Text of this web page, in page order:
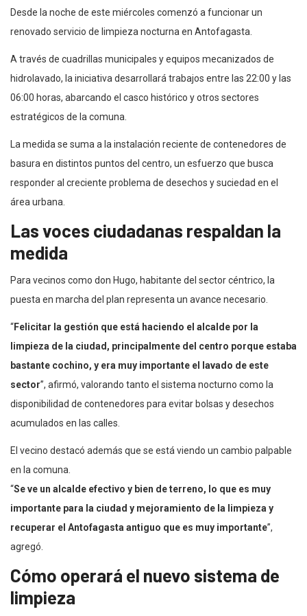
Desde la noche de este miércoles comenzó a funcionar un
renovado servicio de limpieza nocturna en Antofagasta.
A través de cuadrillas municipales y equipos mecanizados de
hidrolavado, la iniciativa desarrollará trabajos entre las 22:00 y las
06:00 horas, abarcando el casco histórico y otros sectores
estratégicos de la comuna.
La medida se suma a la instalación reciente de contenedores de
basura en distintos puntos del centro, un esfuerzo que busca
responder al creciente problema de desechos y suciedad en el
área urbana.
Las voces ciudadanas respaldan la
medida
Para vecinos como don Hugo, habitante del sector céntrico, la
puesta en marcha del plan representa un avance necesario.
“Felicitar la gestión que está haciendo el alcalde por la
limpieza de la ciudad, principalmente del centro porque estaba
bastante cochino, y era muy importante el lavado de este
sector”, afirmó, valorando tanto el sistema nocturno como la
disponibilidad de contenedores para evitar bolsas y desechos
acumulados en las calles.
El vecino destacó además que se está viendo un cambio palpable
en la comuna.
“Se ve un alcalde efectivo y bien de terreno, lo que es muy
importante para la ciudad y mejoramiento de la limpieza y
recuperar el Antofagasta antiguo que es muy importante”,
agregó.
Cómo operará el nuevo sistema de
limpieza